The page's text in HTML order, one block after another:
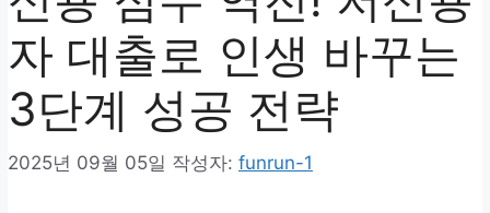
자 대출로 인생 바꾸는
3단계 성공 전략
2025년 09월 05일 작성자: funrun-1